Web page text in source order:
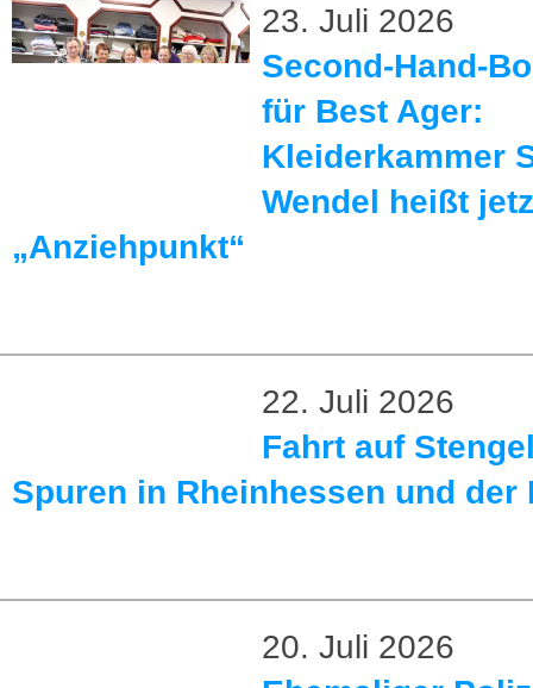
23. Juli 2026
Second-Hand-
für Best Ager:
Kleiderkammer
Wendel heißt
„Anziehpunkt“
22. Juli 2026
Fahrt auf
Spuren in Rheinhessen und der
20. Juli 2026